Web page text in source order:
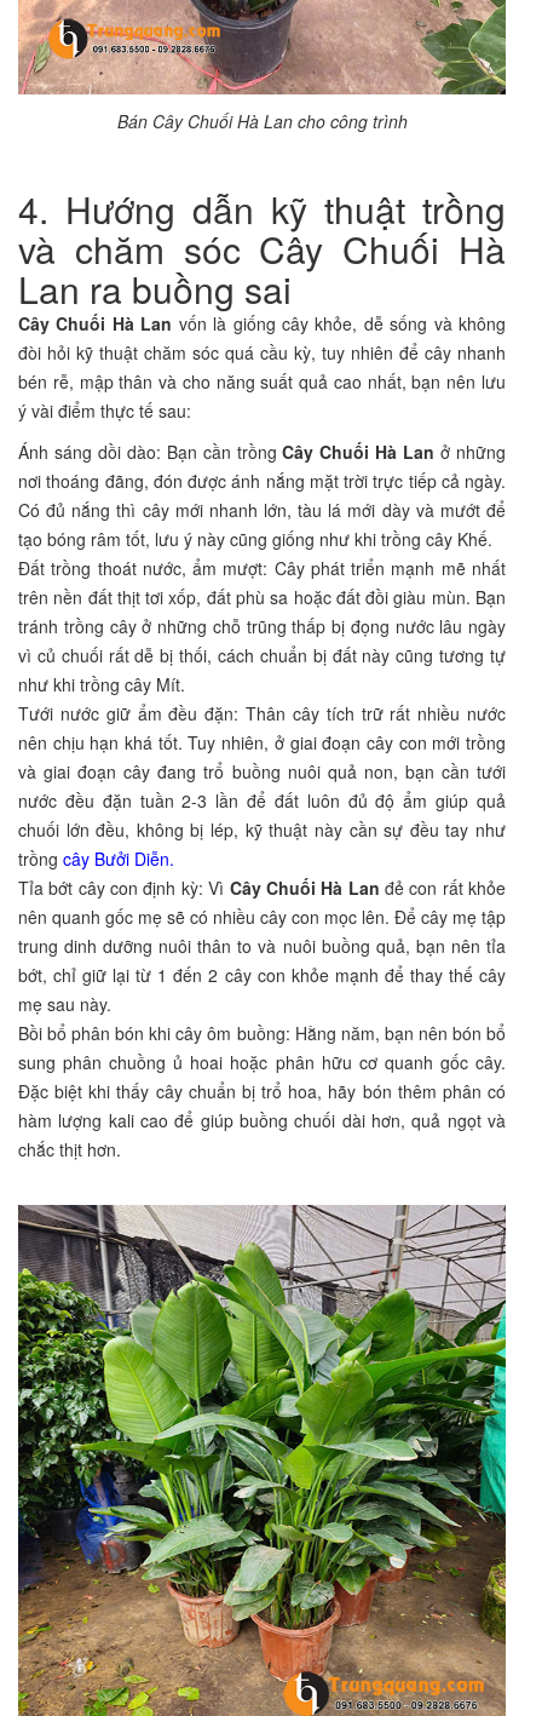
Bán Cây Chuối Hà Lan cho công trình
4. Hướng dẫn kỹ thuật trồng
và chăm sóc Cây Chuối Hà
Lan ra buồng sai
Cây Chuối Hà Lan vốn là giống cây khỏe, dễ sống và không
đòi hỏi kỹ thuật chăm sóc quá cầu kỳ, tuy nhiên để cây nhanh
bén rễ, mập thân và cho năng suất quả cao nhất, bạn nên lưu
ý vài điểm thực tế sau:
Ánh sáng dồi dào: Bạn cần trồngCây Chuối Hà Lanở những
nơi thoáng đãng, đón được ánh nắng mặt trời trực tiếp cả ngày.
Có đủ nắng thì cây mới nhanh lớn, tàu lá mới dày và mướt để
tạo bóng râm tốt, lưu ý này cũng giống như khi trồng cây Khế.
Đất trồng thoát nước, ẩm mượt: Cây phát triển mạnh mẽ nhất
trên nền đất thịt tơi xốp, đất phù sa hoặc đất đồi giàu mùn. Bạn
tránh trồng cây ở những chỗ trũng thấp bị đọng nước lâu ngày
vì củ chuối rất dễ bị thối, cách chuẩn bị đất này cũng tương tự
như khi trồng cây Mít.
Tưới nước giữ ẩm đều đặn: Thân cây tích trữ rất nhiều nước
nên chịu hạn khá tốt. Tuy nhiên, ở giai đoạn cây con mới trồng
và giai đoạn cây đang trổ buồng nuôi quả non, bạn cần tưới
nước đều đặn tuần 2-3 lần để đất luôn đủ độ ẩm giúp quả
chuối lớn đều, không bị lép, kỹ thuật này cần sự đều tay như
trồng cây Bưởi Diễn.
Tỉa bớt cây con định kỳ: Vì Cây Chuối Hà Lan đẻ con rất khỏe
nên quanh gốc mẹ sẽ có nhiều cây con mọc lên. Để cây mẹ tập
trung dinh dưỡng nuôi thân to và nuôi buồng quả, bạn nên tỉa
bớt, chỉ giữ lại từ 1 đến 2 cây con khỏe mạnh để thay thế cây
mẹ sau này.
Bồi bổ phân bón khi cây ôm buồng: Hằng năm, bạn nên bón bổ
sung phân chuồng ủ hoai hoặc phân hữu cơ quanh gốc cây.
Đặc biệt khi thấy cây chuẩn bị trổ hoa, hãy bón thêm phân có
hàm lượng kali cao để giúp buồng chuối dài hơn, quả ngọt và
chắc thịt hơn.